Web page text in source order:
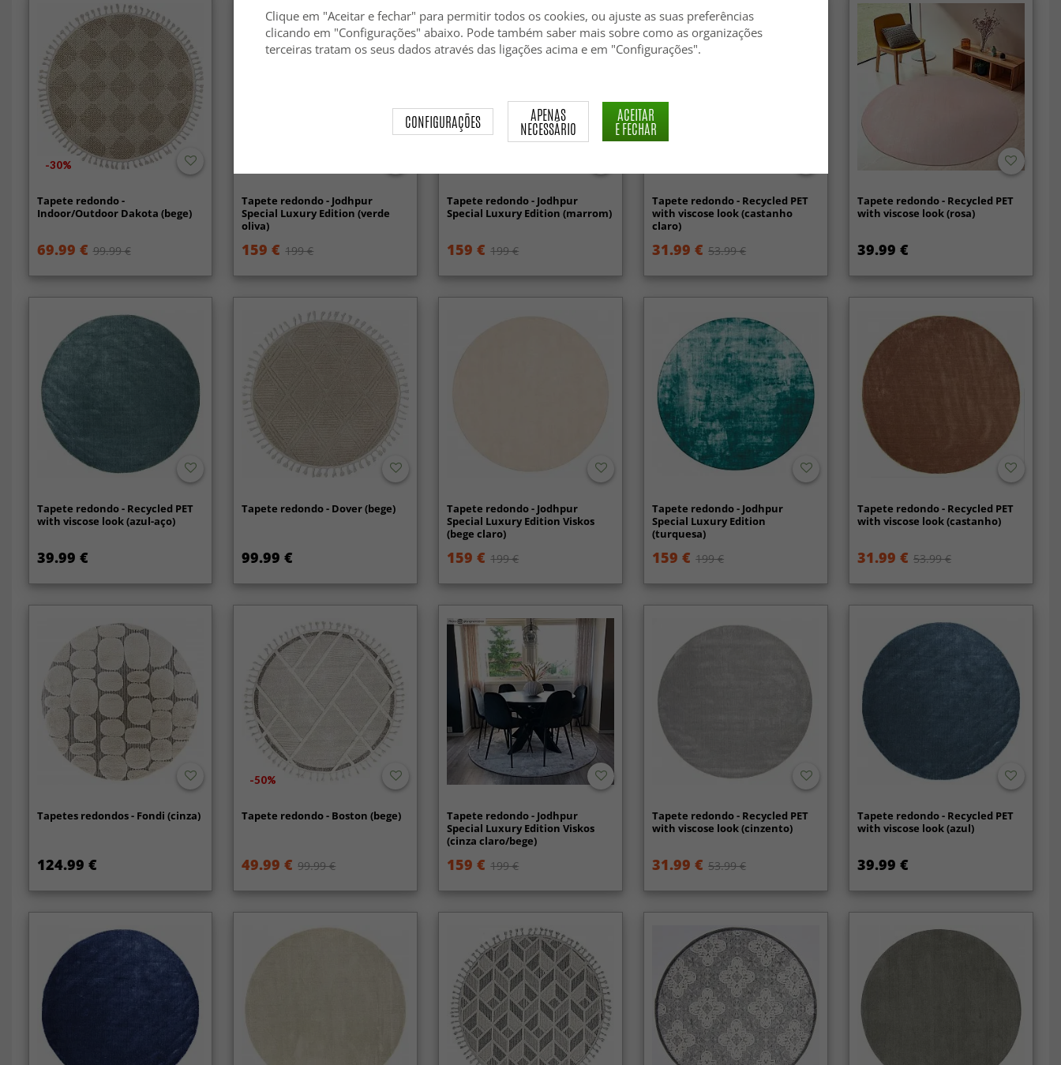
-30%
Tapete redondo -
Indoor/Outdoor Dakota (bege)
69.99 € 99.99 €
Tapete redondo - Jodhpur
Special Luxury Edition (verde
oliva)
159 € 199 €
Tapete redondo - Jodhpur
Special Luxury Edition (marrom)
159 € 199 €
Tapete redondo - Recycled PET
with viscose look (castanho
claro)
31.99 € 53.99 €
Tapete redondo - Recycled PET
with viscose look (rosa)
39.99 €
Tapete redondo - Recycled PET
with viscose look (azul-aço)
39.99 €
Tapete redondo - Dover (bege)
99.99 €
Tapete redondo - Jodhpur
Special Luxury Edition Viskos
(bege claro)
159 € 199 €
Tapete redondo - Jodhpur
Special Luxury Edition
(turquesa)
159 € 199 €
Tapete redondo - Recycled PET
with viscose look (castanho)
31.99 € 53.99 €
Tapetes redondos - Fondi (cinza)
124.99 €
-50%
Tapete redondo - Boston (bege)
49.99 € 99.99 €
Tapete redondo - Jodhpur
Special Luxury Edition Viskos
(cinza claro/bege)
159 € 199 €
Tapete redondo - Recycled PET
with viscose look (cinzento)
31.99 € 53.99 €
Tapete redondo - Recycled PET
with viscose look (azul)
39.99 €
Clique em "Aceitar e fechar" para permitir todos os cookies, ou ajuste as suas preferências
clicando em "Configurações" abaixo. Pode também saber mais sobre como as organizações
terceiras tratam os seus dados através das ligações acima e em "Configurações".
CONFIGURAÇÕES APENAS
NECESSÁRIO
ACEITAR
E FECHAR